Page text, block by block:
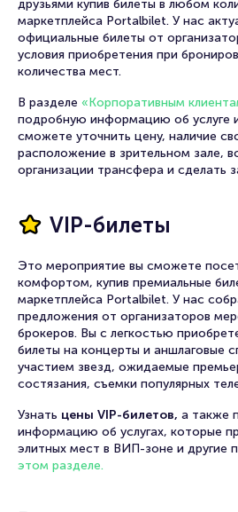
друзьями купив билеты в любом
маркетплейса Portalbilet. У нас
официальные билеты от
условия приобретения при
количества мест.
В разделе «Корпоративным
подробную информацию об услуге
сможете уточнить цену, наличие
расположение в зрительном зале,
организации трансфера и сделать
VIP-билеты
Это мероприятие вы сможете
комфортом, купив премиальные
маркетплейса Portalbilet. У нас
предложения от организаторов
брокеров. Вы с легкостью
билеты на концерты и аншлаговые
участием звезд, ожидаемые
состязания, съемки популярных
Узнать цены VIP-билетов, а также
информацию об услугах, которые
элитных мест в ВИП-зоне и другие
этом разделе.